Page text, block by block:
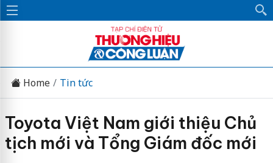
Home Tin tức
Toyota Việt Nam giới thiệu Chủ
tịch mới và Tổng Giám đốc mới